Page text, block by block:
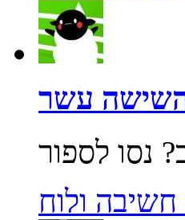
עשר
ולוח